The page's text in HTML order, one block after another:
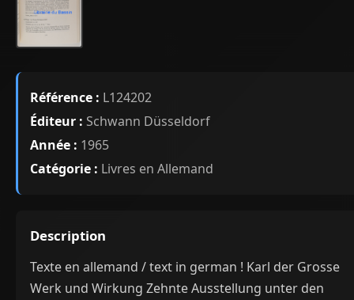
Référence : L124202
Éditeur : Schwann Düsseldorf
Année : 1965
Catégorie : Livres en Allemand
Description
Texte en allemand / text in german ! Karl der Grosse
Werk und Wirkung Zehnte Ausstellung unter den